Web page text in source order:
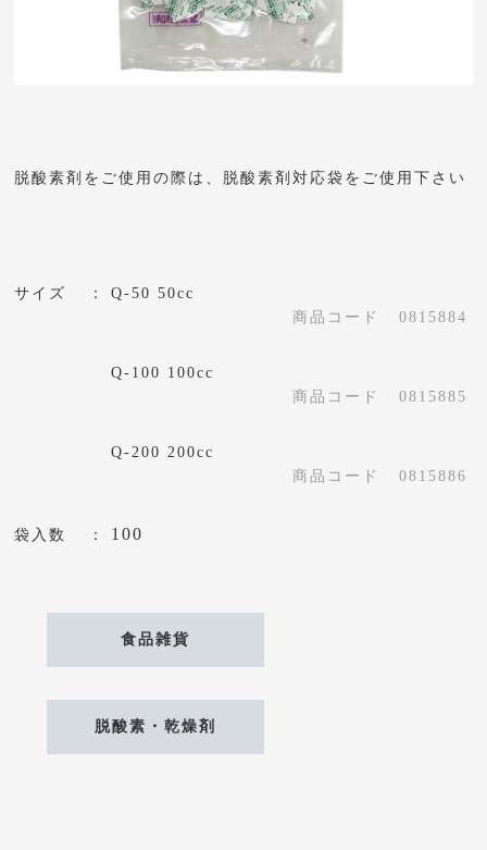
脱酸素剤をご使用の際は、脱酸素剤対応袋をご使用下さい
サイズ
Q-50 50cc
商品コード
0815884
Q-100 100cc
商品コード
0815885
Q-200 200cc
商品コード
0815886
袋入数 100
食品雑貨
脱酸素・乾燥剤